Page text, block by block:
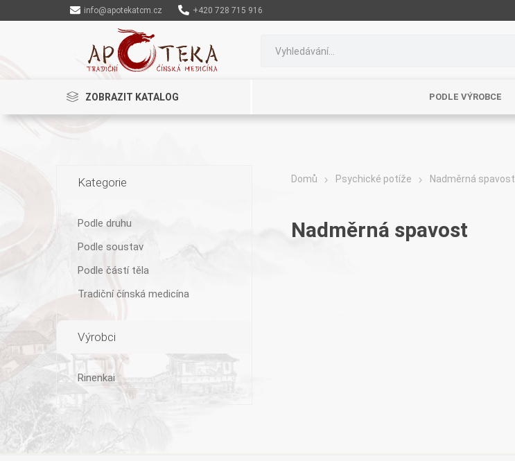
info@apotekatcm.cz +420 728 715 916
ZOBRAZIT KATALOG PODLE VÝROBCE
Domů Psychické potíže Nadměrná spavost
Nadměrná spavost
Kategorie
Podle druhu
Podle soustav
Podle částí těla
Tradiční čínská medicína
Výrobci
Rinenkai